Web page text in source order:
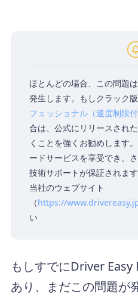
ほとんどの場合、この問題
発生します。もしクラック
フェッショナル（速度制限
合は、公式にリリースされ
くことを強くお勧めします
ードサービスを享受でき、
技術サポートが保証されま
当社のウェブサイト
（https://
い
もしすでにDriver
あり、まだこの問題が